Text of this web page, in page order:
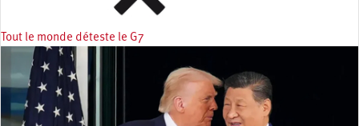
Tout le monde déteste le G7